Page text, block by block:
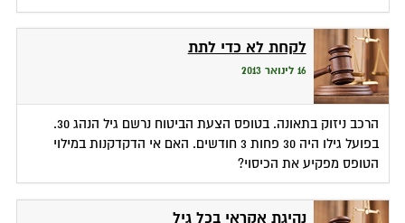
לקחת לא כדי לתת
16 לינואר 2013
הרכב ניזוק בתאונה. בטופס הצעת הביטוח נרשם גיל הנהג 30.
בפועל גילו היה 30 פחות 3 חודשים. האם אי הדקדקנות במילוי
הטופס מפקיע את הכיסוי?
נהיגת אקראי בכל גיל